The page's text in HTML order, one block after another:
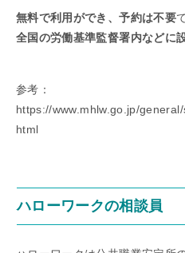
無料で利用ができ、予約は不要
全国の労働基準監督署内などに
参考：
https://www.mhlw.go.jp/
html
ハローワークの相談員